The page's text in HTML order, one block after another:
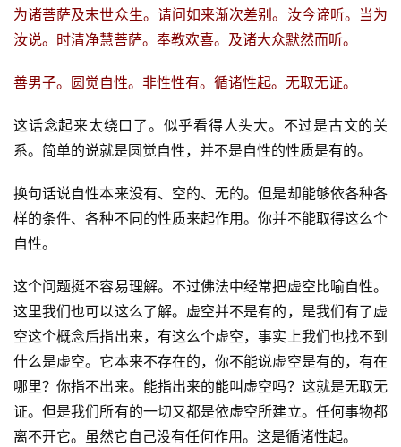
为诸菩萨及末世众生。请问如来渐次差别。汝今谛听。当为
汝说。时清净慧菩萨。奉教欢喜。及诸大众默然而听。
善男子。圆觉自性。非性性有。循诸性起。无取无证。
这话念起来太绕口了。似乎看得人头大。不过是古文的关
系。简单的说就是圆觉自性，并不是自性的性质是有的。
换句话说自性本来没有、空的、无的。但是却能够依各种各
样的条件、各种不同的性质来起作用。你并不能取得这么个
自性。
这个问题挺不容易理解。不过佛法中经常把虚空比喻自性。
这里我们也可以这么了解。虚空并不是有的，是我们有了虚
空这个概念后指出来，有这么个虚空，事实上我们也找不到
什么是虚空。它本来不存在的，你不能说虚空是有的，有在
哪里？你指不出来。能指出来的能叫虚空吗？这就是无取无
证。但是我们所有的一切又都是依虚空所建立。任何事物都
离不开它。虽然它自己没有任何作用。这是循诸性起。